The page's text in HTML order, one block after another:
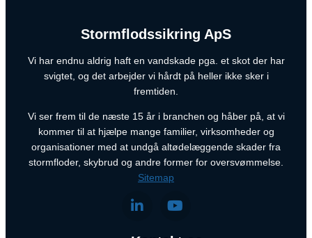
Stormflodssikring ApS
Vi har endnu aldrig haft en vandskade pga. et skot der har
svigtet, og det arbejder vi hårdt på heller ikke sker i
fremtiden.
Vi ser frem til de næste 15 år i branchen og håber på, at vi
kommer til at hjælpe mange familier, virksomheder og
organisationer med at undgå altødelæggende skader fra
stormfloder, skybrud og andre former for oversvømmelse.
Sitemap